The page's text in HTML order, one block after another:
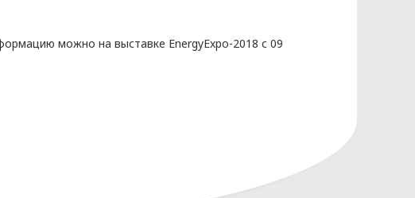
можно на выставке EnergyExpo-2018 с 09
персональных данных разрабатывает